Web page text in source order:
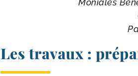
Les travaux :